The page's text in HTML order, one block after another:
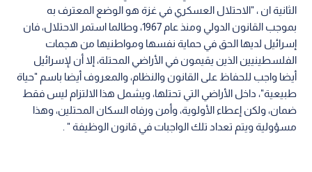
الثانية ان ، "الاحتلال العسكري في غزة هو الوضع المعترف به
بموجب القانون الدولي ومنذ عام 1967، وطالما استمر الاحتلال، فان
إسرائيل لديها الحق في حماية نفسها ومواطنيها من هجمات
الفلسطينيين الذين يقيمون في الأراضي المحتلة، إلا أن لإسرائيل
أيضا واجب للحفاظ على القانون والنظام، والمعروف أيضا باسم "حياة
طبيعية"، داخل الأراضي التي تحتلها، ويشمل هذا الالتزام ليس فقط
ضمان، ولكن إعطاء الأولوية، وأمن ورفاه السكان المحتلين، وهذا
مسؤولية ويتم تعداد تلك الواجبات في قانون الوظيفة " .